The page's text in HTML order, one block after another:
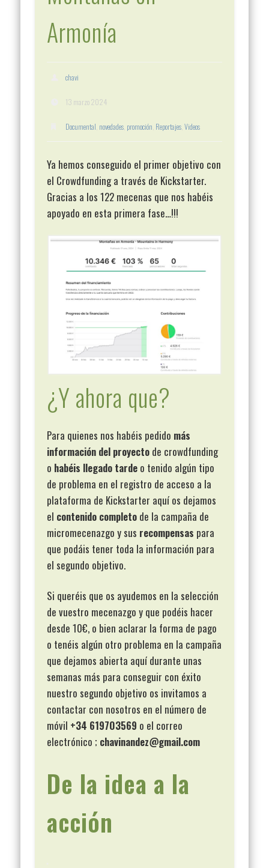
Armonía
chavi
13 marzo 2024
Documental novedades promoción Reportajes ,Videos
Ya hemos conseguido el primer objetivo con
el Crowdfunding a través de Kickstarter.
Gracias a los 122 mecenas que nos habéis
apoyado en esta primera fase…!!!
¿Y ahora que?
Para quienes nos habéis pedido más
información del proyecto de crowdfunding
o habéis llegado tarde o tenido algún tipo
de problema en el registro de acceso a la
plataforma de Kickstarter aquí os dejamos
el contenido completo de la campaña de
micromecenazgo y sus recompensas para
que podáis tener toda la información para
el segundo objetivo.
Si queréis que os ayudemos en la selección
de vuestro mecenazgo y que podéis hacer
desde 10€, o bien aclarar la forma de pago
o tenéis algún otro problema en la campaña
que dejamos abierta aquí durante unas
semanas más para conseguir con éxito
nuestro segundo objetivo os invitamos a
contactar con nosotros en el número de
móvil +34 619703569 o el correo
electrónico ; chavinandez@gmail.com
De la idea a la
acción